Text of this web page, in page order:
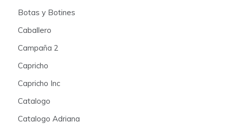
Botas y Botines
Caballero
Campaña 2
Capricho
Capricho Inc
Catalogo
Catalogo Adriana